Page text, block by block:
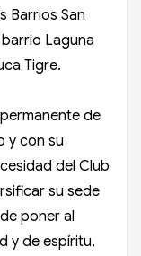
Barrios San
Laguna
Tigre.
de
y con su
del Club
su sede
poner al
y de espíritu,